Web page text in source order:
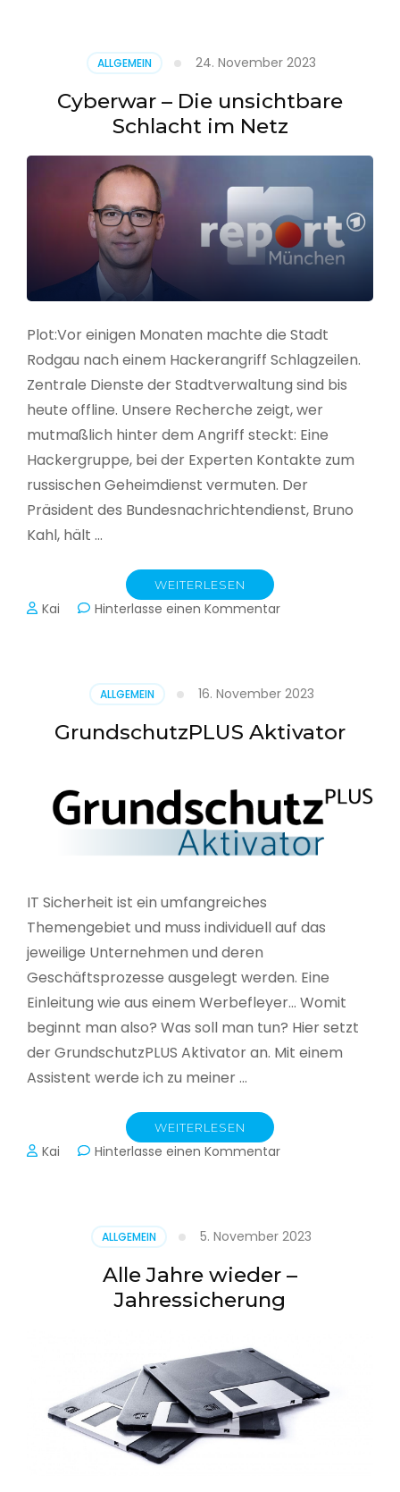
ALLGEMEIN 24. November 2023
Cyberwar – Die unsichtbare
Schlacht im Netz
Plot:Vor einigen Monaten machte die Stadt
Rodgau nach einem Hackerangriff Schlagzeilen.
Zentrale Dienste der Stadtverwaltung sind bis
heute offline. Unsere Recherche zeigt, wer
mutmaßlich hinter dem Angriff steckt: Eine
Hackergruppe, bei der Experten Kontakte zum
russischen Geheimdienst vermuten. Der
Präsident des Bundesnachrichtendienst, Bruno
Kahl, hält …
WEITERLESEN
Kai Hinterlasse einen Kommentarzu
Schlacht
im
Netz
ALLGEMEIN 16. November 2023
GrundschutzPLUS Aktivator
IT Sicherheit ist ein umfangreiches
Themengebiet und muss individuell auf das
jeweilige Unternehmen und deren
Geschäftsprozesse ausgelegt werden. Eine
Einleitung wie aus einem Werbefleyer… Womit
beginnt man also? Was soll man tun? Hier setzt
der GrundschutzPLUS Aktivator an. Mit einem
Assistent werde ich zu meiner …
WEITERLESEN
Kai Hinterlasse einen Kommentarzu
ALLGEMEIN 5. November 2023
Alle Jahre wieder –
Jahressicherung